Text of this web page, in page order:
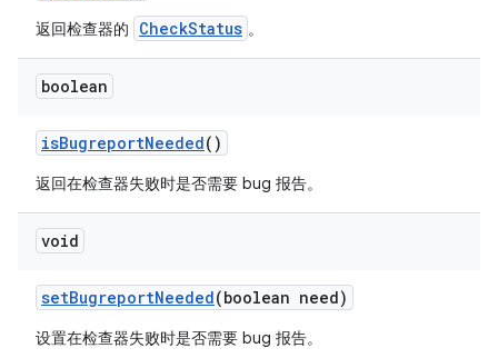
返回检查器的 CheckStatus 。
boolean
isBugreportNeeded()
返回在检查器失败时是否需要 bug 报告。
void
setBugreportNeeded(boolean need)
设置在检查器失败时是否需要 bug 报告。